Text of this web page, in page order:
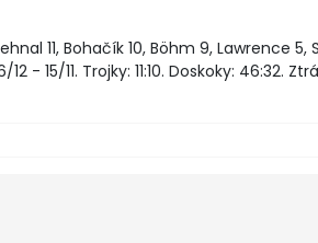
11, Bohačík 10, Böhm 9, Lawrence
- 15/11. Trojky: 11:10. Doskoky: 46:32.